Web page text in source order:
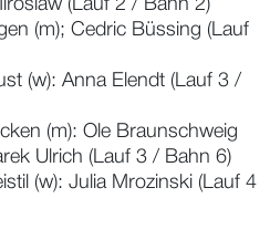
(Lauf 2 / Bahn 2)
(m); Cedric Büssing (Lauf
(w): Anna Elendt (Lauf 3 /
(m): Ole Braunschweig
Ulrich (Lauf 3 / Bahn 6)
(w): Julia Mrozinski (Lauf 4